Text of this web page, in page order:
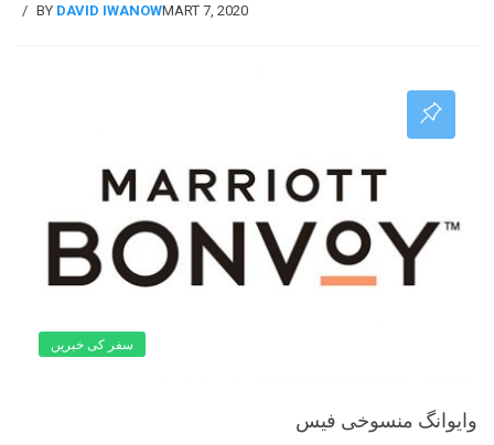
BY DAVID IWANOWMART 7, 2020
سفر کی خبریں
وایوانگ منسوخی فیس